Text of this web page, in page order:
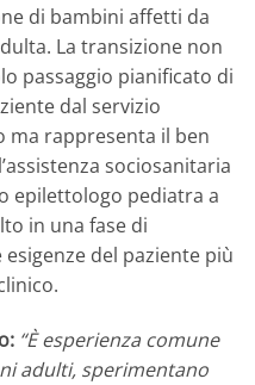
di bambini affetti da
La transizione non
passaggio pianificato di
dal servizio
ma rappresenta il ben
sociosanitaria
epilettologo pediatra a
in una fase di
del paziente più
“È esperienza comune
adulti, sperimentano